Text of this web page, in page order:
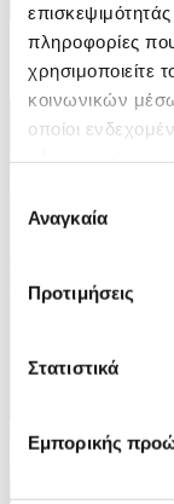
πληροφορίες
χρησιμοποιείτε
κοινωνικών
οποίοι
των υπηρεσιών
συγκατάθεσης
Αναγκαία
Προτιμήσεις
Στατιστικά
Εμπορικής
16/06/2026 09:01
Ψηφοφορία
υπογραφή